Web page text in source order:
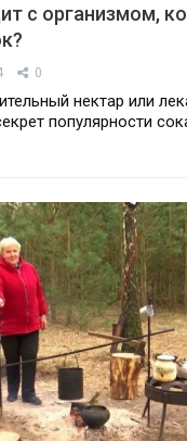
с организмом,
0
нектар или
популярности